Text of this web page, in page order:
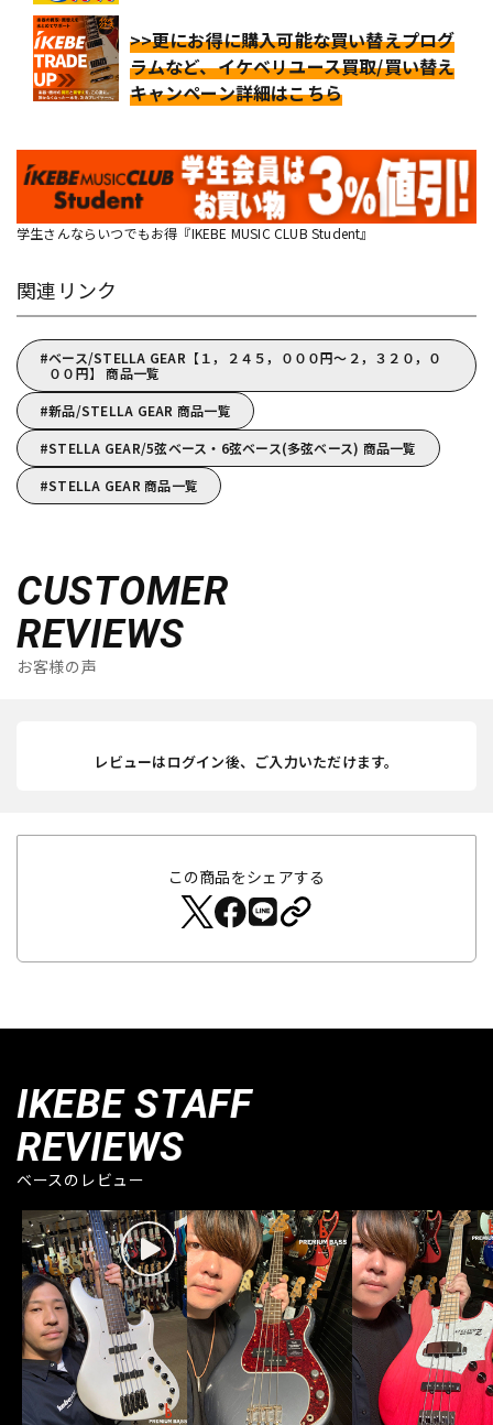
>>更にお得に購入可能な買い替えプログ
ラムなど、イケベリユース買取/買い替え
キャンペーン詳細はこちら
学生さんならいつでもお得『IKEBE MUSIC CLUB Student』
関連リンク
ベース/STELLA GEAR【１，２４５，０００円～２，３２０，０
００円】 商品一覧
新品/STELLA GEAR 商品一覧
STELLA GEAR/5弦ベース・6弦ベース(多弦ベース) 商品一覧
STELLA GEAR 商品一覧
CUSTOMER
REVIEWS
お客様の声
レビューはログイン後、ご入力いただけます。
この商品をシェアする
IKEBE STAFF
REVIEWS
ベースのレビュー